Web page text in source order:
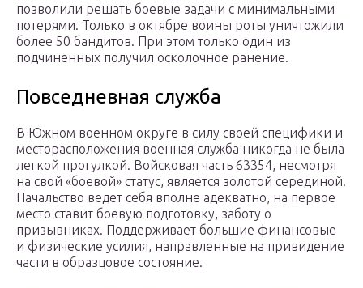
позволили решать боевые задачи с минимальными
потерями. Только в октябре воины роты уничтожили
более 50 бандитов. При этом только один из
подчиненных получил осколочное ранение.
Повседневная служба
В Южном военном округе в силу своей специфики и
месторасположения военная служба никогда не была
легкой прогулкой. Войсковая часть 63354, несмотря
на свой «боевой» статус, является золотой серединой.
Начальство ведет себя вполне адекватно, на первое
место ставит боевую подготовку, заботу о
призывниках. Поддерживает большие финансовые
и физические усилия, направленные на привидение
части в образцовое состояние.